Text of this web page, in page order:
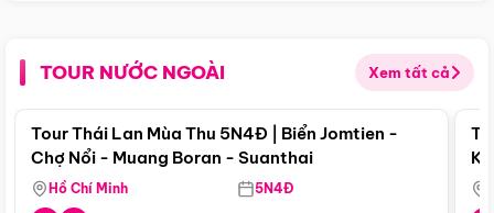
TOUR NƯỚC NGOÀI Xem tất cả
Điểm nổi bật
Tour Thái Lan Mùa Thu 5N4Đ | Biển Jomtien -
Chợ Nổi - Muang Boran - Suanthai
Hồ Chí Minh 5N4Đ